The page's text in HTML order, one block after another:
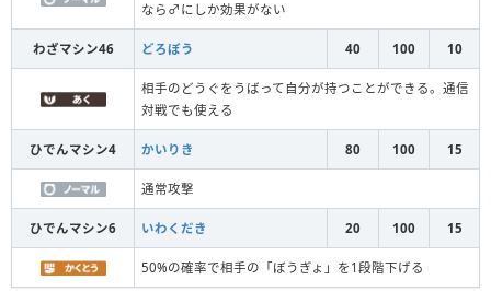
なら♂にしか効果がない
わざマシン46 どろぼう 40 100 10
相手のどうぐをうばって自分が持つことができる。通信
対戦でも使える
ひでんマシン4 かいりき 80 100 15
通常攻撃
ひでんマシン6 いわくだき 20 100 15
50%の確率で相手の「ぼうぎょ」を1段階下げる